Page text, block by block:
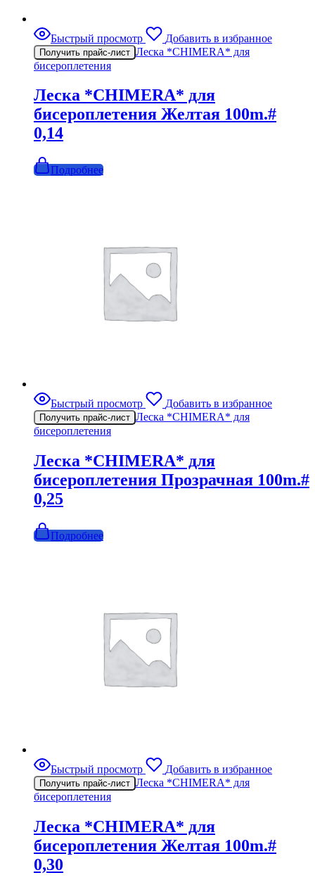
Быстрый просмотр Добавить в избранное
Получить прайс-лист Леска *CHIMERA* для
бисероплетения
Леска *CHIMERA* для
бисероплетения Желтая 100m.#
0,14
Подробнее
Быстрый просмотр Добавить в избранное
Получить прайс-лист Леска *CHIMERA* для
бисероплетения
Леска *CHIMERA* для
бисероплетения Прозрачная 100m.#
0,25
Подробнее
Быстрый просмотр Добавить в избранное
Получить прайс-лист Леска *CHIMERA* для
бисероплетения
Леска *CHIMERA* для
бисероплетения Желтая 100m.#
0,30